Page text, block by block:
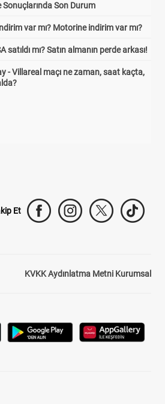
Sonuçlarında Son Durum
var mı? Motorine indirim var mı?
satıldı mı? Satın almanın perde arkası!
- Villareal maçı ne zaman, saat kaçta,
Et
KVKK Aydınlatma Metni Kurumsal